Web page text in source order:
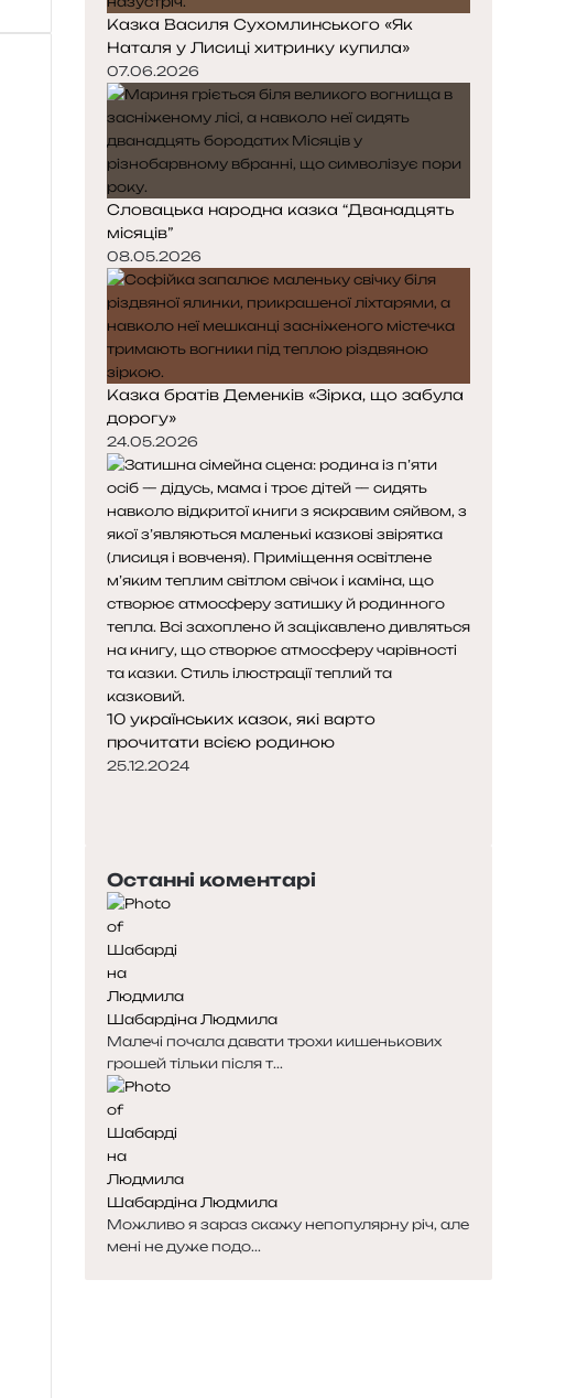
Казка Василя Сухомлинського «Як
Наталя у Лисиці хитринку купила»
07.06.2026
Словацька народна казка “Дванадцять
місяців”
08.05.2026
Казка братів Деменків «Зірка, що забула
дорогу»
24.05.2026
10 українських казок, які варто
прочитати всією родиною
25.12.2024
Останні коментарі
Шабардіна Людмила
Малечі почала давати трохи кишенькових
грошей тільки після т...
Шабардіна Людмила
Можливо я зараз скажу непопулярну річ, але
мені не дуже подо...